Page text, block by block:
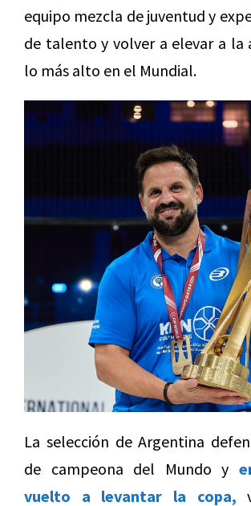
equipo mezcla de juventud y
de talento y volver a elevar a la
lo más alto en el Mundial.
La selección de Argentina
de campeona del Mundo y
vuelto a levantar la copa,